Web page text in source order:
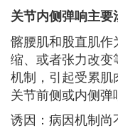
关节内侧弹响主要
髂腰肌和股直肌
缩、或者张力改
机制，引起受累
关节前侧或内侧弹
诱因：病因机制